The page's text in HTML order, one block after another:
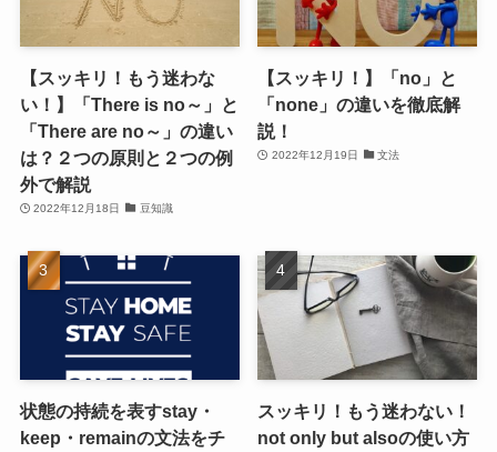
【スッキリ！もう迷わな
い！】「There is no～」と
「There are no～」の違い
は？２つの原則と２つの例
外で解説
2022年12月18日 豆知識
【スッキリ！】「no」と
「none」の違いを徹底解
説！
2022年12月19日 文法
状態の持続を表すstay・
keep・remainの文法をチ
スッキリ！もう迷わない！
not only but alsoの使い方